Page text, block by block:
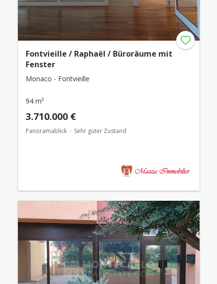
Fontvieille / Raphaël / Büroräume mit
Fenster
Monaco - Fontvieille
94 m²
3.710.000 €
Panoramablick Sehr guter Zustand